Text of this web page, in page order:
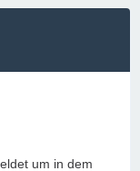
um in dem